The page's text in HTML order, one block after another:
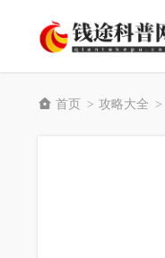
首页 > 攻略大全 >